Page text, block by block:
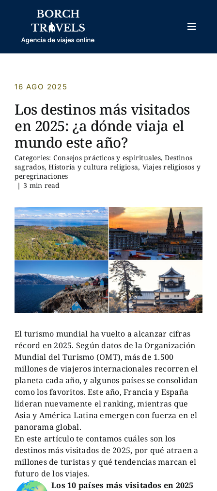
Toggle
VIAJES PERSONALIZADOS
OTROS
BODAS
16 AGO 2025
Los destinos más visitados
en 2025: ¿a dónde viaja el
mundo este año?
Categories: Consejos prácticos y espirituales,Destinos
sagrados,Historia y cultura religiosa, Viajes religiosos y
peregrinaciones
| 3 min read
El turismo mundial ha vuelto a alcanzar cifras
récord en 2025. Según datos de la Organización
Mundial del Turismo (OMT), más de 1.500
millones de viajeros internacionales recorren el
planeta cada año, y algunos países se consolidan
como los favoritos. Este año, Francia y España
lideran nuevamente el ranking, mientras que
Asia y América Latina emergen con fuerza en el
panorama global.
En este artículo te contamos cuáles son los
destinos más visitados de 2025, por qué atraen a
millones de turistas y qué tendencias marcan el
futuro de los viajes.
Los 10 países más visitados en 2025